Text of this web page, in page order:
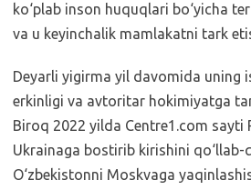
ko‘plab inson huquqlari bo‘yicha
va u keyinchalik mamlakatni tark
Deyarli yigirma yil davomida uning
erkinligi va avtoritar hokimiyatga
Biroq 2022 yilda Centre1.com sayti
Ukrainaga bostirib kirishini qo‘llab-
O‘zbekistonni Moskvaga